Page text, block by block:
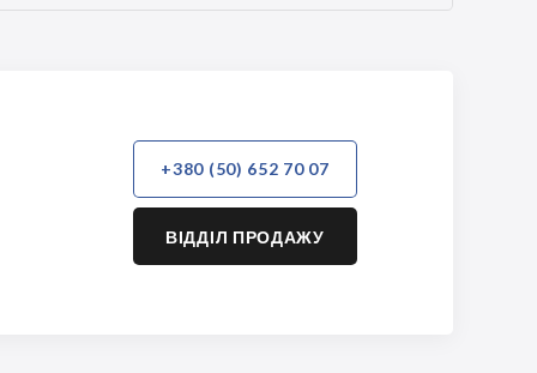
+380 (50) 652 70 07
ВІДДІЛ ПРОДАЖУ